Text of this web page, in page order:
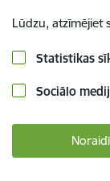
Lūdzu, atzīmējiet
Statistikas
Sociālo